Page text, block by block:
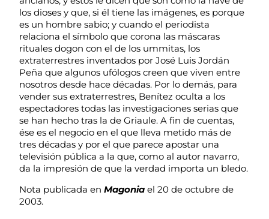
los dioses y que, si él tiene las imágenes, es porque
es un hombre sabio; y cuando el periodista
relaciona el símbolo que corona las máscaras
rituales dogon con el de los ummitas, los
extraterrestres inventados por José Luis Jordán
Peña que algunos ufólogos creen que viven entre
nosotros desde hace décadas. Por lo demás, para
vender sus extraterrestres, Benítez oculta a los
espectadores todas las investigaciones serias que
se han hecho tras la de Griaule. A fin de cuentas,
ése es el negocio en el que lleva metido más de
tres décadas y por el que parece apostar una
televisión pública a la que, como al autor navarro,
da la impresión de que la verdad importa un bledo.
Nota publicada en Magonia el 20 de octubre de
2003.